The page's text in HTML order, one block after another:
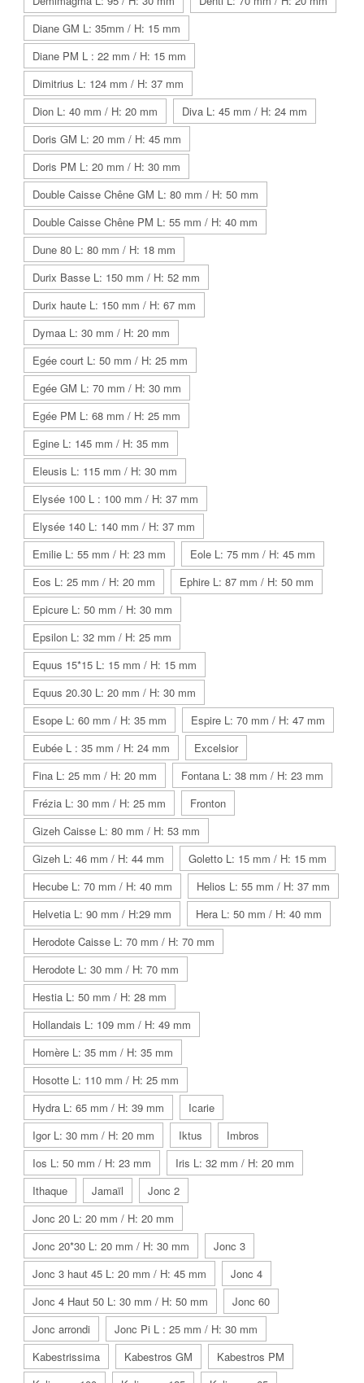
Diane GM L: 35mm / H: 15 mm
Diane PM L : 22 mm / H: 15 mm
Dimitrius L: 124 mm / H: 37 mm
Dion L: 40 mm / H: 20 mm
Diva L: 45 mm / H: 24 mm
Doris GM L: 20 mm / H: 45 mm
Doris PM L: 20 mm / H: 30 mm
Double Caisse Chêne GM L: 80 mm / H: 50 mm
Double Caisse Chêne PM L: 55 mm / H: 40 mm
Dune 80 L: 80 mm / H: 18 mm
Durix Basse L: 150 mm / H: 52 mm
Durix haute L: 150 mm / H: 67 mm
Dymaa L: 30 mm / H: 20 mm
Egée court L: 50 mm / H: 25 mm
Egée GM L: 70 mm / H: 30 mm
Egée PM L: 68 mm / H: 25 mm
Egine L: 145 mm / H: 35 mm
Eleusis L: 115 mm / H: 30 mm
Elysée 100 L : 100 mm / H: 37 mm
Elysée 140 L: 140 mm / H: 37 mm
Emilie L: 55 mm / H: 23 mm
Eole L: 75 mm / H: 45 mm
Eos L: 25 mm / H: 20 mm
Ephire L: 87 mm / H: 50 mm
Epicure L: 50 mm / H: 30 mm
Epsilon L: 32 mm / H: 25 mm
Equus 15*15 L: 15 mm / H: 15 mm
Equus 20.30 L: 20 mm / H: 30 mm
Esope L: 60 mm / H: 35 mm
Espire L: 70 mm / H: 47 mm
Eubée L : 35 mm / H: 24 mm
Excelsior
Fina L: 25 mm / H: 20 mm
Fontana L: 38 mm / H: 23 mm
Frézia L: 30 mm / H: 25 mm
Fronton
Gizeh Caisse L: 80 mm / H: 53 mm
Gizeh L: 46 mm / H: 44 mm
Goletto L: 15 mm / H: 15 mm
Hecube L: 70 mm / H: 40 mm
Helios L: 55 mm / H: 37 mm
Helvetia L: 90 mm / H:29 mm
Hera L: 50 mm / H: 40 mm
Herodote Caisse L: 70 mm / H: 70 mm
Herodote L: 30 mm / H: 70 mm
Hestia L: 50 mm / H: 28 mm
Hollandais L: 109 mm / H: 49 mm
Homère L: 35 mm / H: 35 mm
Hosotte L: 110 mm / H: 25 mm
Hydra L: 65 mm / H: 39 mm
Icarie
Igor L: 30 mm / H: 20 mm
Iktus
Imbros
Ios L: 50 mm / H: 23 mm
Iris L: 32 mm / H: 20 mm
Ithaque
Jamaïl
Jonc 2
Jonc 20 L: 20 mm / H: 20 mm
Jonc 20*30 L: 20 mm / H: 30 mm
Jonc 3
Jonc 3 haut 45 L: 20 mm / H: 45 mm
Jonc 4
Jonc 4 Haut 50 L: 30 mm / H: 50 mm
Jonc 60
Jonc arrondi
Jonc Pi L : 25 mm / H: 30 mm
Kabestrissima
Kabestros GM
Kabestros PM